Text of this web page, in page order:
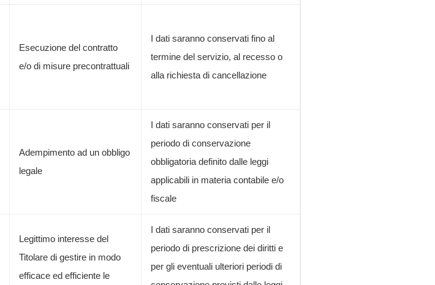
Esecuzione del contratto
e/o di misure precontrattuali
I dati saranno conservati fino al
termine del servizio, al recesso o
alla richiesta di cancellazione
Adempimento ad un obbligo
legale
I dati saranno conservati per il
periodo di conservazione
obbligatoria definito dalle leggi
applicabili in materia contabile e/o
fiscale
Legittimo interesse del
Titolare di gestire in modo
efficace ed efficiente le
I dati saranno conservati per il
periodo di prescrizione dei diritti e
per gli eventuali ulteriori periodi di